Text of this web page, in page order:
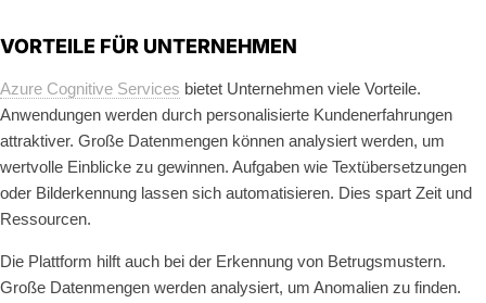
VORTEILE FÜR UNTERNEHMEN
Azure Cognitive Services bietet Unternehmen viele Vorteile.
Anwendungen werden durch personalisierte Kundenerfahrungen
attraktiver. Große Datenmengen können analysiert werden, um
wertvolle Einblicke zu gewinnen. Aufgaben wie Textübersetzungen
oder Bilderkennung lassen sich automatisieren. Dies spart Zeit und
Ressourcen.
Die Plattform hilft auch bei der Erkennung von Betrugsmustern.
Große Datenmengen werden analysiert, um Anomalien zu finden.